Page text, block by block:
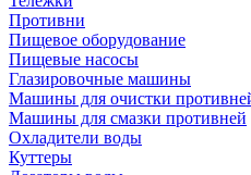
Противни
Пищевое оборудование
Пищевые насосы
Глазировочные машины
Машины для очистки
Машины для смазки противней
Охладители воды
Куттеры